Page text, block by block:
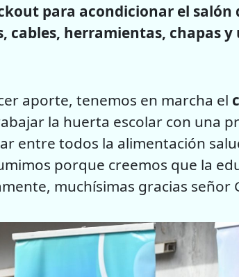
para acondicionar el salón
cables, herramientas, chapas
aporte, tenemos en marcha el
la huerta escolar con una
entre todos la alimentación
porque creemos que la
muchísimas gracias señor